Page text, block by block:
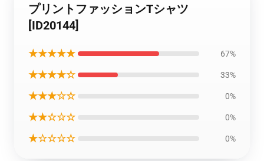
プリントファッションTシャツ
[ID20144]
★★★★★ 67%
★★★★☆ 33%
★★★☆☆ 0%
★★☆☆☆ 0%
★☆☆☆☆ 0%